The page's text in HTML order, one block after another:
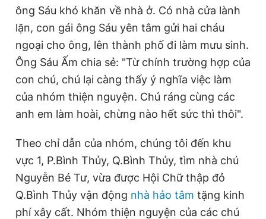
ông Sáu khó khăn về nhà ở. Có nhà cửa lành
lặn, con gái ông Sáu yên tâm gửi hai cháu
ngoại cho ông, lên thành phố đi làm mưu sinh.
Ông Sáu Ấm chia sẻ: "Từ chính trường hợp của
con chú, chú lại càng thấy ý nghĩa việc làm
của nhóm thiện nguyện. Chú ráng cùng các
anh em làm hoài, chừng nào hết sức thì thôi".
Theo chỉ dẫn của nhóm, chúng tôi đến khu
vực 1, P.Bình Thủy, Q.Bình Thủy, tìm nhà chú
Nguyễn Bé Tư, vừa được Hội Chữ thập đỏ
Q.Bình Thủy vận động nhà hảo tâm tặng kinh
phí xây cất. Nhóm thiện nguyện của các chú